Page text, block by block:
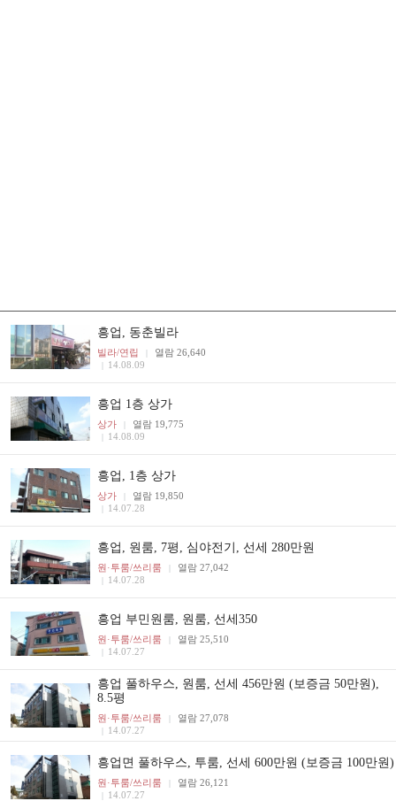
흥업, 동춘빌라
빌라/연립 열람 26,640
14.08.09
흥업 1층 상가
상가 열람 19,775
14.08.09
흥업, 1층 상가
상가 열람 19,850
14.07.28
흥업, 원룸, 7평, 심야전기, 선세 280만원
원·투룸/쓰리룸 열람 27,042
14.07.28
흥업 부민원룸, 원룸, 선세350
원·투룸/쓰리룸 열람 25,510
14.07.27
흥업 풀하우스, 원룸, 선세 456만원 (보증금 50만원),
8.5평
원·투룸/쓰리룸 열람 27,078
14.07.27
흥업면 풀하우스, 투룸, 선세 600만원 (보증금 100만원)
원·투룸/쓰리룸 열람 26,121
14.07.27